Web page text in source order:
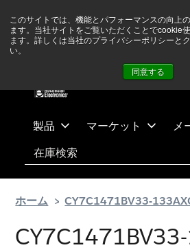
このサイトでは、機能とパフォーマンスの向上
ます。当社サイトをご覧いただくことでcookie
ます。詳しくは当社のプライバシーポリシーと
い。
同意する
テ
ス
ありません 詳しい情報
製品 マーケット メ
検索
ホーム CY7C1471BV33-